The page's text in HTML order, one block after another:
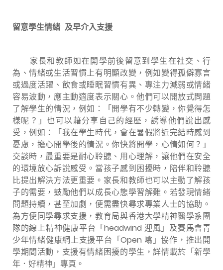
留意學生情緒 及早介入支援
家長和教師如在開學前後留意到學生在社交、行
為、情緒或生活習慣上有明顯改變，例如變得孤僻寡言
或過度活躍、飲食或睡眠習慣有異、專注力減弱或情緒
容易波動，應主動適度表示關心。他們可以開放式問題
了解學生的情況，例如：「開學有不少轉變，你覺得怎
樣呢？」也可以藉分享自己的經歷，誘導他們說出感
受，例如：「我在學生時代，會在暑假將近完結時感到
憂慮，擔心開學後的情況。你快將開學，心情如何？」
交談時，最重要是耐心聆聽、用心理解，讓他們在安全
的環境放心訴說感受。當孩子感到困擾時，陪伴和聆聽
比提出解決方法更重要。家長和教師也可以主動了解孩
子的需要，鼓勵他們以成長心態學習解難。若發現情緒
問題持續，甚至加劇，便需盡快尋求專業人士的協助。
為方便同學尋求支援，教育局與香港大學精神醫學系團
隊的線上精神健康平台「headwind 迎風」及賽馬會青
少年情緒健康網上支援平台「Open 噏」協作，推出開
學期間活動，支援有情緒困擾的學生，詳情載於「新學
年．好精神」專頁。